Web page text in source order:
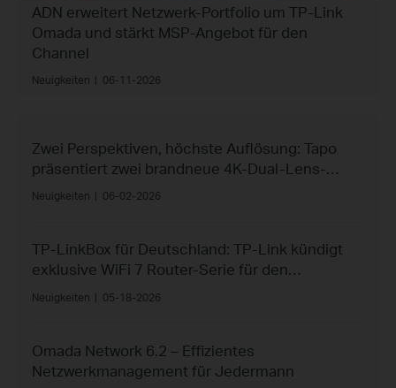
ADN erweitert Netzwerk-Portfolio um TP-Link
Omada und stärkt MSP-Angebot für den
Channel
Neuigkeiten | 06-11-2026
Zwei Perspektiven, höchste Auflösung: Tapo
präsentiert zwei brandneue 4K-Dual-Lens-
Kameras im Juni
Neuigkeiten | 06-02-2026
TP-LinkBox für Deutschland: TP-Link kündigt
exklusive WiFi 7 Router-Serie für den
deutschen Markt an
Neuigkeiten | 05-18-2026
Omada Network 6.2 – Effizientes
Netzwerkmanagement für Jedermann